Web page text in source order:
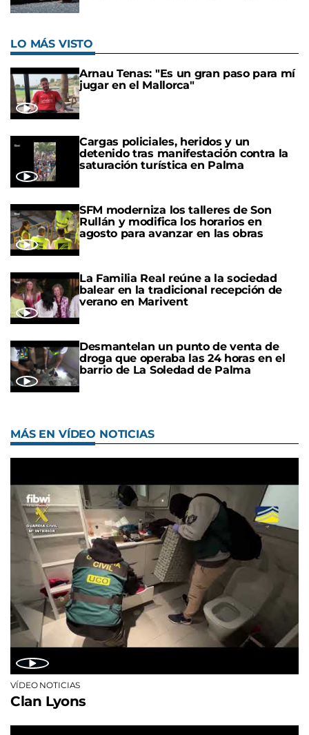
LO MÁS VISTO
Arnau Tenas: "Es un gran paso para mí
jugar en el Mallorca"
Cargas policiales, heridos y un
detenido tras manifestación contra la
saturación turística en Palma
SFM moderniza los talleres de Son
Rullán y modifica los horarios en
agosto para avanzar en las obras
La Familia Real reúne a la sociedad
balear en la tradicional recepción de
verano en Marivent
Desmantelan un punto de venta de
droga que operaba las 24 horas en el
barrio de La Soledad de Palma
MÁS EN VÍDEO NOTICIAS
VÍDEO NOTICIAS
Clan Lyons